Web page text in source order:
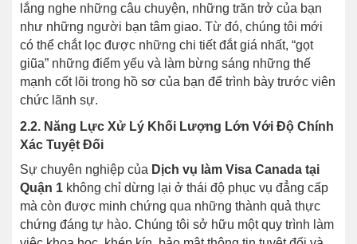
lắng nghe những câu chuyện, những trăn trở của bạn
như những người bạn tâm giao. Từ đó, chúng tôi mới
có thể chắt lọc được những chi tiết đắt giá nhất, “gọt
giũa” những điểm yếu và làm bừng sáng những thế
mạnh cốt lõi trong hồ sơ của bạn để trình bày trước viên
chức lãnh sự.
2.2. Năng Lực Xử Lý Khối Lượng Lớn Với Độ Chính
Xác Tuyệt Đối
Sự chuyên nghiệp của Dịch vụ làm Visa Canada tại
Quận 1 không chỉ dừng lại ở thái độ phục vụ đẳng cấp
mà còn được minh chứng qua những thành quả thực
chứng đáng tự hào. Chúng tôi sở hữu một quy trình làm